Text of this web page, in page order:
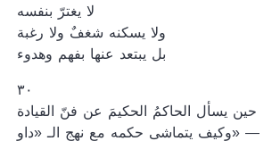
لا يغترّ بنفسه
ولا يسكنه شغفٌ ولا رغبة
بل يبتعد عنها بفهم وهدوء
٣٠
حين يسأل الحاكمُ الحكيمَ عن فنّ القيادة
وكيف يتماشى حكمه مع نهج الـ «داو» —